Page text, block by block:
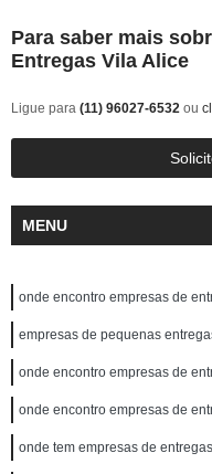
Para saber mais
Entregas Vila Alice
Ligue para (11) 96027-6532 ou
MENU
onde encontro empresas de
empresas de pequenas
onde encontro empresas de
onde encontro empresas de
onde tem empresas de